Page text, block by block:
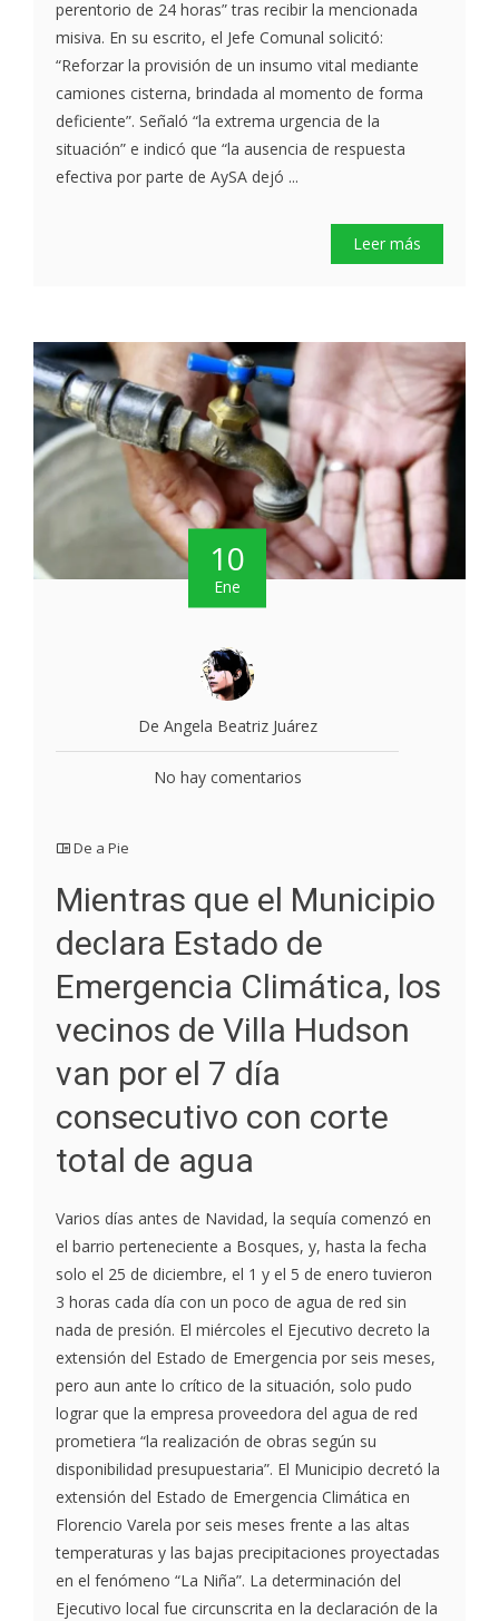
perentorio de 24 horas” tras recibir la mencionada
misiva. En su escrito, el Jefe Comunal solicitó:
“Reforzar la provisión de un insumo vital mediante
camiones cisterna, brindada al momento de forma
deficiente”. Señaló “la extrema urgencia de la
situación” e indicó que “la ausencia de respuesta
efectiva por parte de AySA dejó ...
Leer más
10
Ene
De Angela Beatriz Juárez
No hay comentarios
De a Pie
Mientras que el Municipio
declara Estado de
Emergencia Climática, los
vecinos de Villa Hudson
van por el 7 día
consecutivo con corte
total de agua
Varios días antes de Navidad, la sequía comenzó en
el barrio perteneciente a Bosques, y, hasta la fecha
solo el 25 de diciembre, el 1 y el 5 de enero tuvieron
3 horas cada día con un poco de agua de red sin
nada de presión. El miércoles el Ejecutivo decreto la
extensión del Estado de Emergencia por seis meses,
pero aun ante lo crítico de la situación, solo pudo
lograr que la empresa proveedora del agua de red
prometiera “la realización de obras según su
disponibilidad presupuestaria”. El Municipio decretó la
extensión del Estado de Emergencia Climática en
Florencio Varela por seis meses frente a las altas
temperaturas y las bajas precipitaciones proyectadas
en el fenómeno “La Niña”. La determinación del
Ejecutivo local fue circunscrita en la declaración de la